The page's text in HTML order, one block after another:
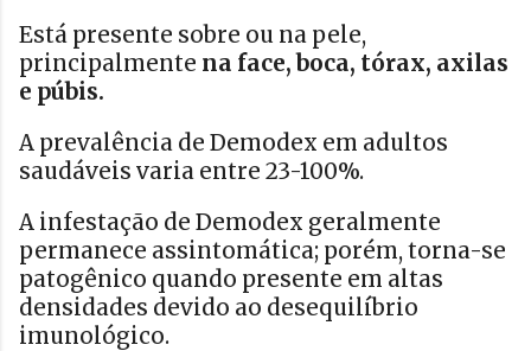
Está presente sobre ou na pele,
principalmente na face, boca, tórax, axilas
e púbis.
A prevalência de Demodex em adultos
saudáveis ​​varia entre 23-100%.
A infestação de Demodex geralmente
permanece assintomática; porém, torna-se
patogênico quando presente em altas
densidades devido ao desequilíbrio
imunológico.